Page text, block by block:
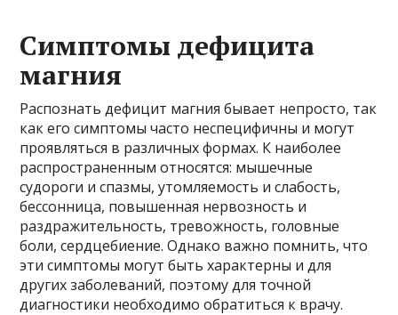
Симптомы дефицита
магния
Распознать дефицит магния бывает непросто, так
как его симптомы часто неспецифичны и могут
проявляться в различных формах. К наиболее
распространенным относятся: мышечные
судороги и спазмы, утомляемость и слабость,
бессонница, повышенная нервозность и
раздражительность, тревожность, головные
боли, сердцебиение. Однако важно помнить, что
эти симптомы могут быть характерны и для
других заболеваний, поэтому для точной
диагностики необходимо обратиться к врачу.